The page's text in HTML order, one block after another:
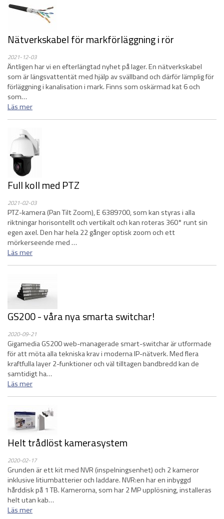
Nätverkskabel för markförläggning i rör
2021-12-03
Äntligen har vi en efterlängtad nyhet på lager. En nätverkskabel
som är längsvattentät med hjälp av svällband och därför lämplig för
förläggning i kanalisation i mark. Finns som oskärmad kat 6 och
som…
Läs mer
Full koll med PTZ
2021-02-03
PTZ-kamera (Pan Tilt Zoom), E 6389700, som kan styras i alla
riktningar horisontellt och vertikalt och kan roteras 360° runt sin
egen axel. Den har hela 22 gånger optisk zoom och ett
mörkerseende med …
Läs mer
GS200 - våra nya smarta switchar!
2020-09-21
Gigamedia GS200 web-managerade smart-switchar är utformade
för att möta alla tekniska krav i moderna IP-nätverk. Med flera
kraftfulla layer 2-funktioner och väl tilltagen bandbredd kan de
samtidigt ha…
Läs mer
Helt trådlöst kamerasystem
2020-02-17
Grunden är ett kit med NVR (inspelningsenhet) och 2 kameror
inklusive litiumbatterier och laddare. NVR:en har en inbyggd
hårddisk på 1 TB. Kamerorna, som har 2 MP upplösning, installeras
helt utan kab…
Läs mer